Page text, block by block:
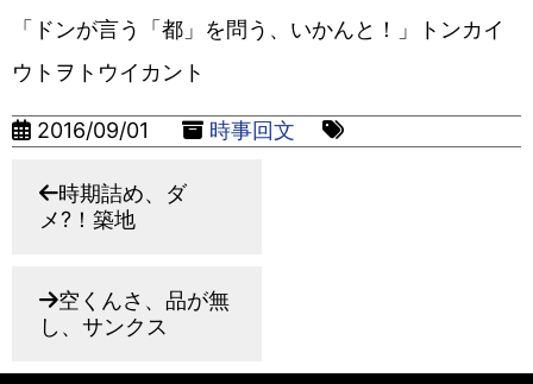
「ドンが言う「都」を問う、いかんと！」トンカイ
ウトヲトウイカント
2016/09/01 時事回文
時期詰め、ダ
メ?！築地
空くんさ、品が無
し、サンクス